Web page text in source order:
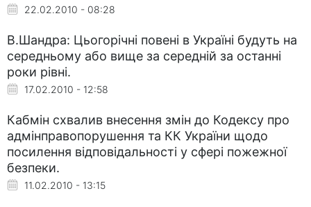
22.02.2010 - 08:28
В.Шандра: Цьогорічні повені в Україні будуть на
середньому або вище за середній за останні
роки рівні.
17.02.2010 - 12:58
Кабмін схвалив внесення змін до Кодексу про
адмінправопорушення та КК України щодо
посилення відповідальності у сфері пожежної
безпеки.
11.02.2010 - 13:15